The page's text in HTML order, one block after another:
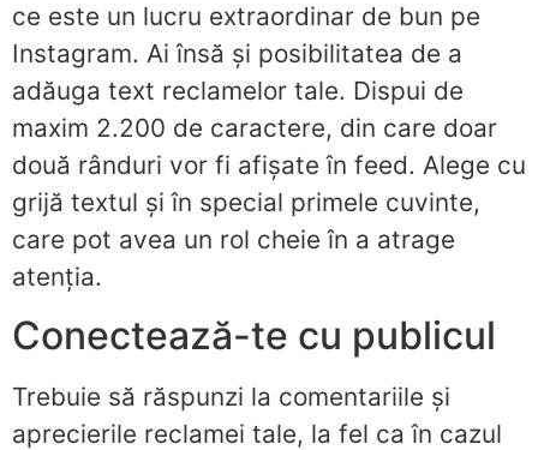
ce este un lucru extraordinar de bun pe
Instagram. Ai însă și posibilitatea de a
adăuga text reclamelor tale. Dispui de
maxim 2.200 de caractere, din care doar
două rânduri vor fi afișate în feed. Alege cu
grijă textul și în special primele cuvinte,
care pot avea un rol cheie în a atrage
atenția.
Conectează-te cu publicul
Trebuie să răspunzi la comentariile și
aprecierile reclamei tale, la fel ca în cazul